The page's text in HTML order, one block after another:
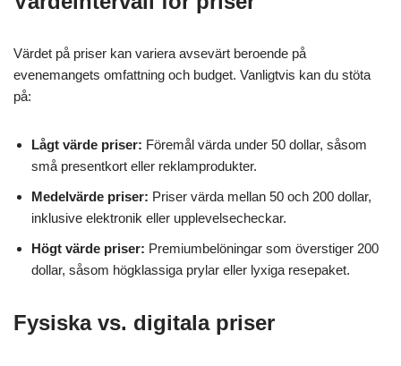
Värdet på priser kan variera avsevärt beroende på
evenemangets omfattning och budget. Vanligtvis kan du stöta
på:
Lågt värde priser: Föremål värda under 50 dollar, såsom
små presentkort eller reklamprodukter.
Medelvärde priser: Priser värda mellan 50 och 200 dollar,
inklusive elektronik eller upplevelsecheckar.
Högt värde priser: Premiumbelöningar som överstiger 200
dollar, såsom högklassiga prylar eller lyxiga resepaket.
Fysiska vs. digitala priser